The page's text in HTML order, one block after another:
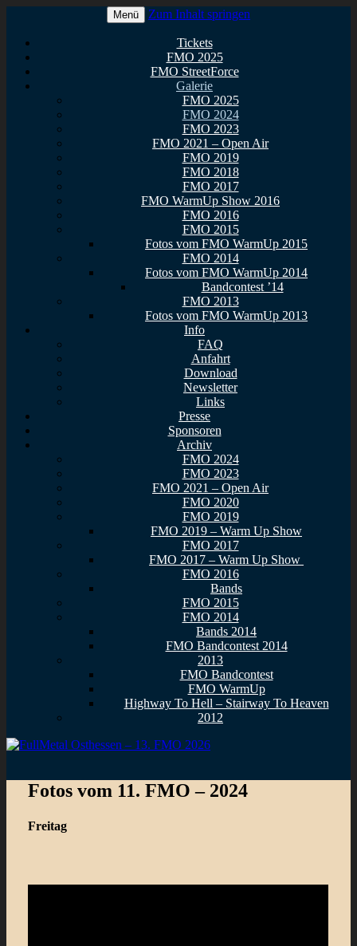
FullMetal Osthessen – 13. FMO
2026
Menü Zum Inhalt springen
Tickets
FMO 2025
FMO StreetForce
Galerie
FMO 2025
FMO 2024
FMO 2023
FMO 2021 – Open Air
FMO 2019
FMO 2018
FMO 2017
FMO WarmUp Show 2016
FMO 2016
FMO 2015
Fotos vom FMO WarmUp 2015
FMO 2014
Fotos vom FMO WarmUp 2014
Bandcontest ’14
FMO 2013
Fotos vom FMO WarmUp 2013
Info
FAQ
Anfahrt
Download
Newsletter
Links
Presse
Sponsoren
Archiv
FMO 2024
FMO 2023
FMO 2021 – Open Air
FMO 2020
FMO 2019
FMO 2019 – Warm Up Show
FMO 2017
FMO 2017 – Warm Up Show
FMO 2016
Bands
FMO 2015
FMO 2014
Bands 2014
FMO Bandcontest 2014
2013
FMO Bandcontest
FMO WarmUp
Highway To Hell – Stairway To Heaven
2012
Fotos vom 11. FMO – 2024
Freitag